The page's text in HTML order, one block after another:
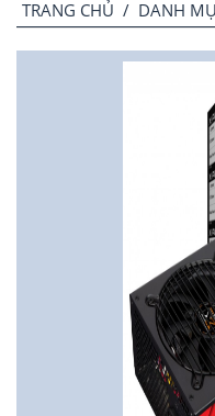
TRANG CHỦ / DANH